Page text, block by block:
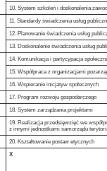
10. System szkoleń i doskonalenia
11. Standardy świadczenia usług
12. Planowanie świadczenia usług
13. Doskonalenie świadczenia usług
14. Komunikacja i partycypacja
15. Współpraca z organizacjami
16. Wspieranie inicjatyw społecznych
17. Program rozwoju gospodarczego
18. System zarządzania projektami
19. Realizacja przedsięwzięć we
z innymi jednostkami samorządu
20. Kształtowanie postaw etycznych
X